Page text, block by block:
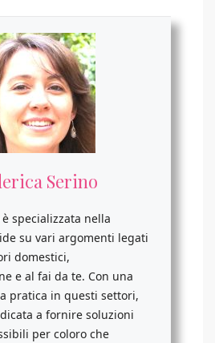
Serino
specializzata nella
su vari argomenti legati
domestici,
e al fai da te. Con una
pratica in questi settori,
a fornire soluzioni
per coloro che